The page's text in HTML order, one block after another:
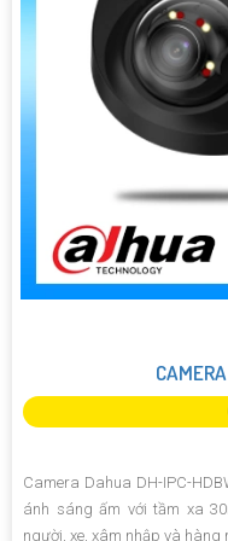
Camera Dahua DH-IPC-
ánh sáng ấm với tầm xa
người, xe, xâm nhập và hàng